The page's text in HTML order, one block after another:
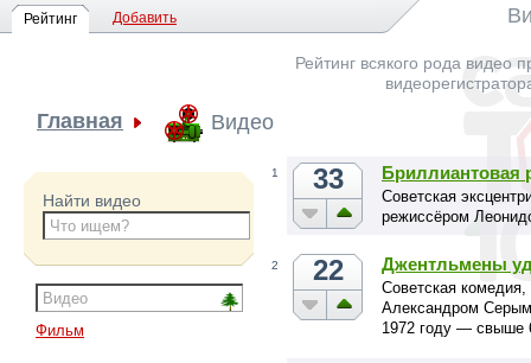
Рейтинг Добавить
Рейтинг всякого рода видео
Главная Видео
Найти видео
Фильм
1 33 Бриллиантовая
Советская
режиссёром
2 22 Джентльмены
Советская
Александром
1972 году — свыше